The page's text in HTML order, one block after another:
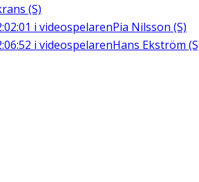
(S)
i videospelarenPia Nilsson (S)
i videospelarenHans Ekström